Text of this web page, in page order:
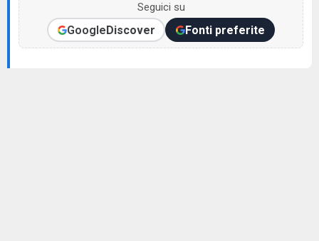
Seguici su
GoogleDiscover Fonti preferite